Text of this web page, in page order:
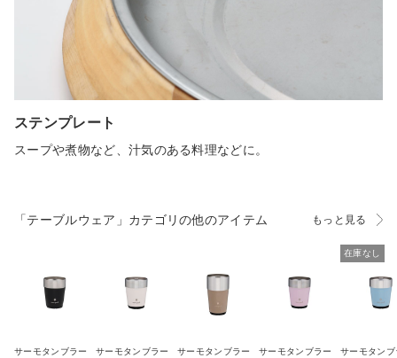
ステンプレート
スープや煮物など、汁気のある料理などに。
「テーブルウェア」カテゴリの他のアイテム もっと見る
サーモタンブラー
サーモタンブラー
サーモタンブラー
サーモタンブラー
在庫なし
サーモタンブ